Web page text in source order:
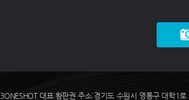
3ONESHOT 대표:황판권 주소:경기도 수원시 영통구 대학1